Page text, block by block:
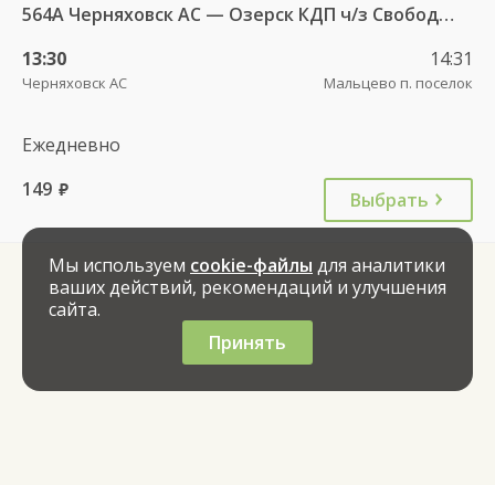
564А Черняховск АС — Озерск КДП ч/з Свобода п., Липки п.
13:30
Черняховск АС
14:31
Мальцево п. поселок
Ежедневно
149 руб. Выбрать
Мы используем cookie-файлы для аналитики
ваших действий, рекомендаций и улучшения
сайта.
Принять